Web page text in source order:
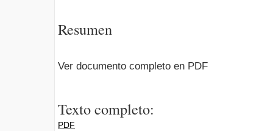
Resumen
Ver documento completo en PDF
Texto completo:
PDF